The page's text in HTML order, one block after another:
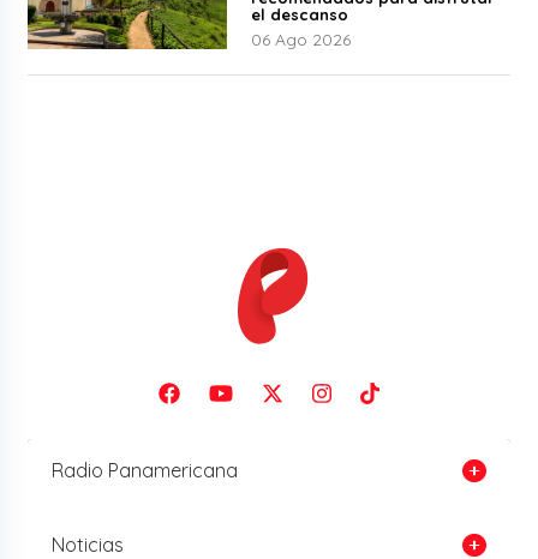
el descanso
06 Ago 2026
Radio Panamericana
Noticias